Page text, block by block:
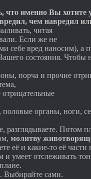
что именно Вы
чем навредил
читая
Если же не
себе вред наносим), а
состояния. Чтобы
порча и прочие
органы, ноги,
разглядываете. Потом
молитву
её и какие-то её
умеет отслеживать
Выбирайте сами.